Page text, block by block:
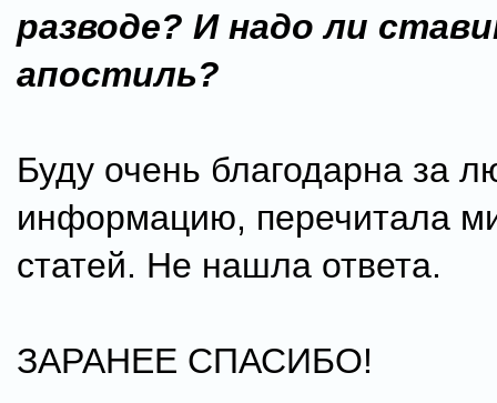
разводе? И надо ли
апостиль?
Буду очень благодарна за
информацию, перечитала
статей. Не нашла ответа.
ЗАРАНЕЕ СПАСИБО!